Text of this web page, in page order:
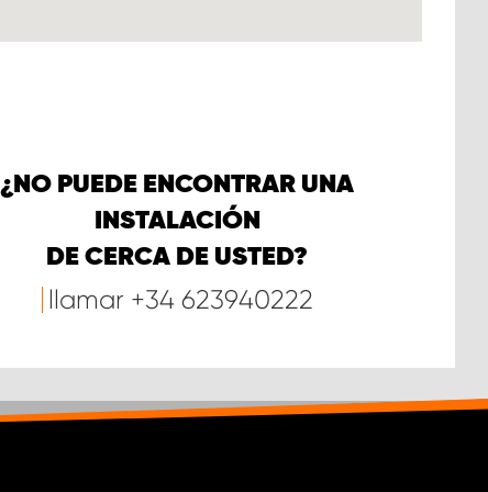
¿NO PUEDE ENCONTRAR UNA
INSTALACIÓN
DE CERCA DE USTED?
llamar +34 623940222